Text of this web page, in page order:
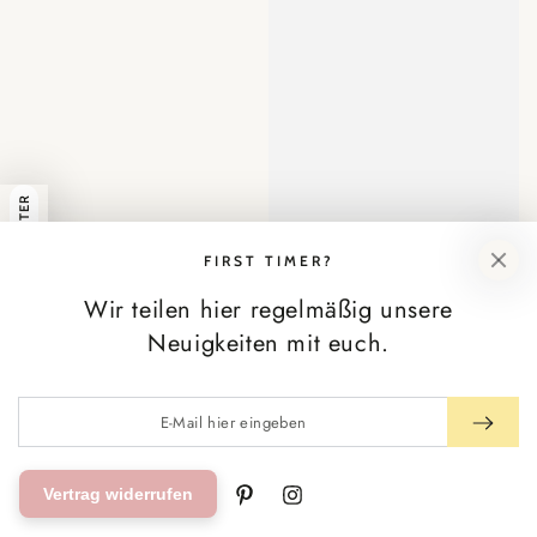
FIRST TIMER?
Wir teilen hier regelmäßig unsere
Neuigkeiten mit euch.
Mail
hier
eingeben
PinterestInstagram
NEWSLETTER
Vertrag widerrufen